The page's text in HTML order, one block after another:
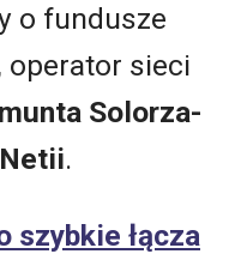
o fundusze
operator sieci
Solorza-
Netii.
szybkie łącza